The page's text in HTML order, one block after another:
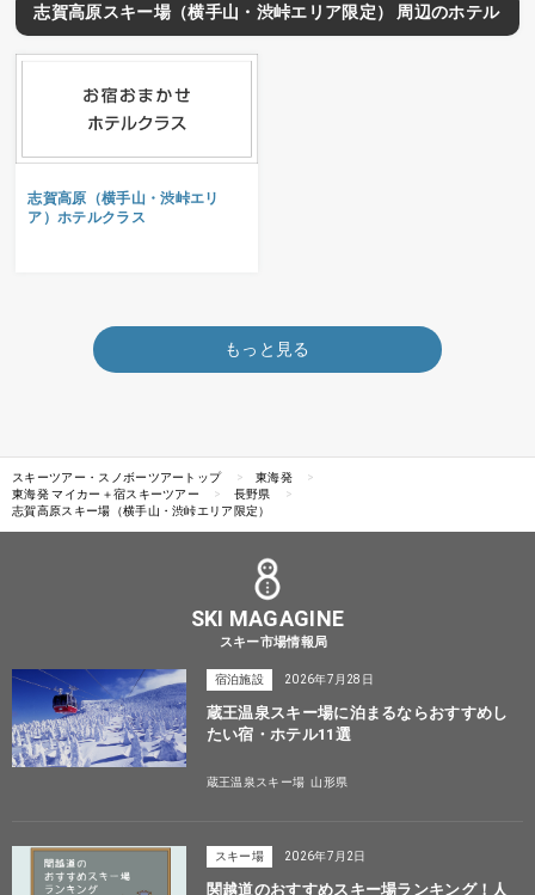
志賀高原スキー場（横手山・渋峠エリア限定） 周辺のホテル
志賀高原（横手山・渋峠エリ
ア）ホテルクラス
もっと見る
スキーツアー・スノボーツアートップ
東海発
東海発 マイカー＋宿スキーツアー
長野県
志賀高原スキー場（横手山・渋峠エリア限定）
SKI MAGAGINE
スキー市場情報局
宿泊施設 2026年7月28日
蔵王温泉スキー場に泊まるならおすすめし
たい宿・ホテル11選
蔵王温泉スキー場 山形県
スキー場 2026年7月2日
関越道のおすすめスキー場ランキング！人